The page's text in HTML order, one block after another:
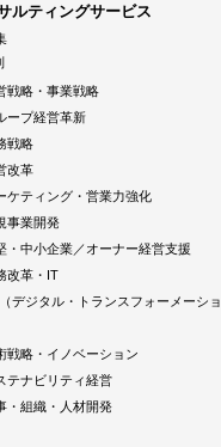
ルティングサービス
戦略・事業戦略
ープ経営革新
戦略
改革
ケティング・営業力強化
事業開発
・中小企業／オーナー経営支援
改革・IT
デジタル・トランスフォーメーショ
戦略・イノベーション
テナビリティ経営
・組織・人材開発